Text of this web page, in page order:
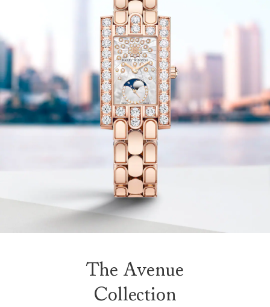
The Avenue
Collection